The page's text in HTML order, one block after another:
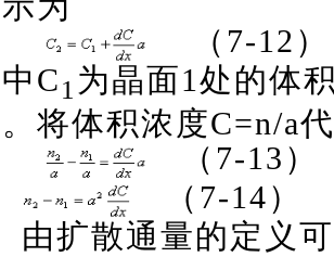
（7-12）
C1 为晶面1处的体
将体积浓度C=n/a
（7-13）
（7-14）
扩散通量的定义